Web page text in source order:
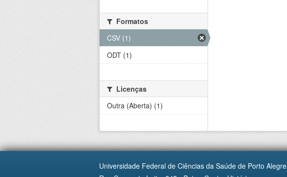
Formatos
CSV (1)
ODT (1)
Licenças
Outra (Aberta) (1)
Universidade Federal de Ciências da Saúde de Porto Alegre